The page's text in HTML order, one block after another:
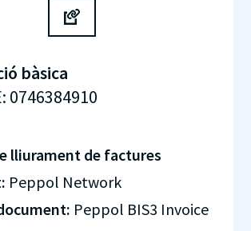
bàsica
: 0746384910
lliurament de factures
Peppol Network
Peppol BIS3 Invoice